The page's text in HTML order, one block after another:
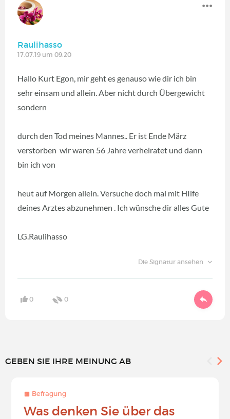
Raulihasso
17.07.19 um 09:20
Hallo Kurt Egon, mir geht es genauso wie dir ich bin
sehr einsam und allein. Aber nicht durch Übergewicht
sondern
durch den Tod meines Mannes.. Er ist Ende März
verstorben wir waren 56 Jahre verheiratet und dann
bin ich von
heut auf Morgen allein. Versuche doch mal mit HIlfe
deines Arztes abzunehmen . Ich wünsche dir alles Gute
LG.Raulihasso
Die Signatur ansehen
0 0
GEBEN SIE IHRE MEINUNG AB
Befragung
Was denken Sie über das